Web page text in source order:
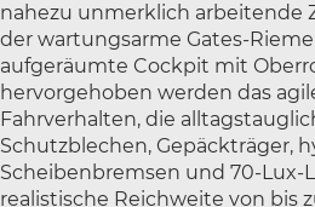
nahezu unmerklich arbeitende
der wartungsarme Gates-
aufgeräumte Cockpit mit
hervorgehoben werden das
Fahrverhalten, die
Schutzblechen, Gepäckträger,
Scheibenbremsen und 70-Lux-
realistische Reichweite von bis